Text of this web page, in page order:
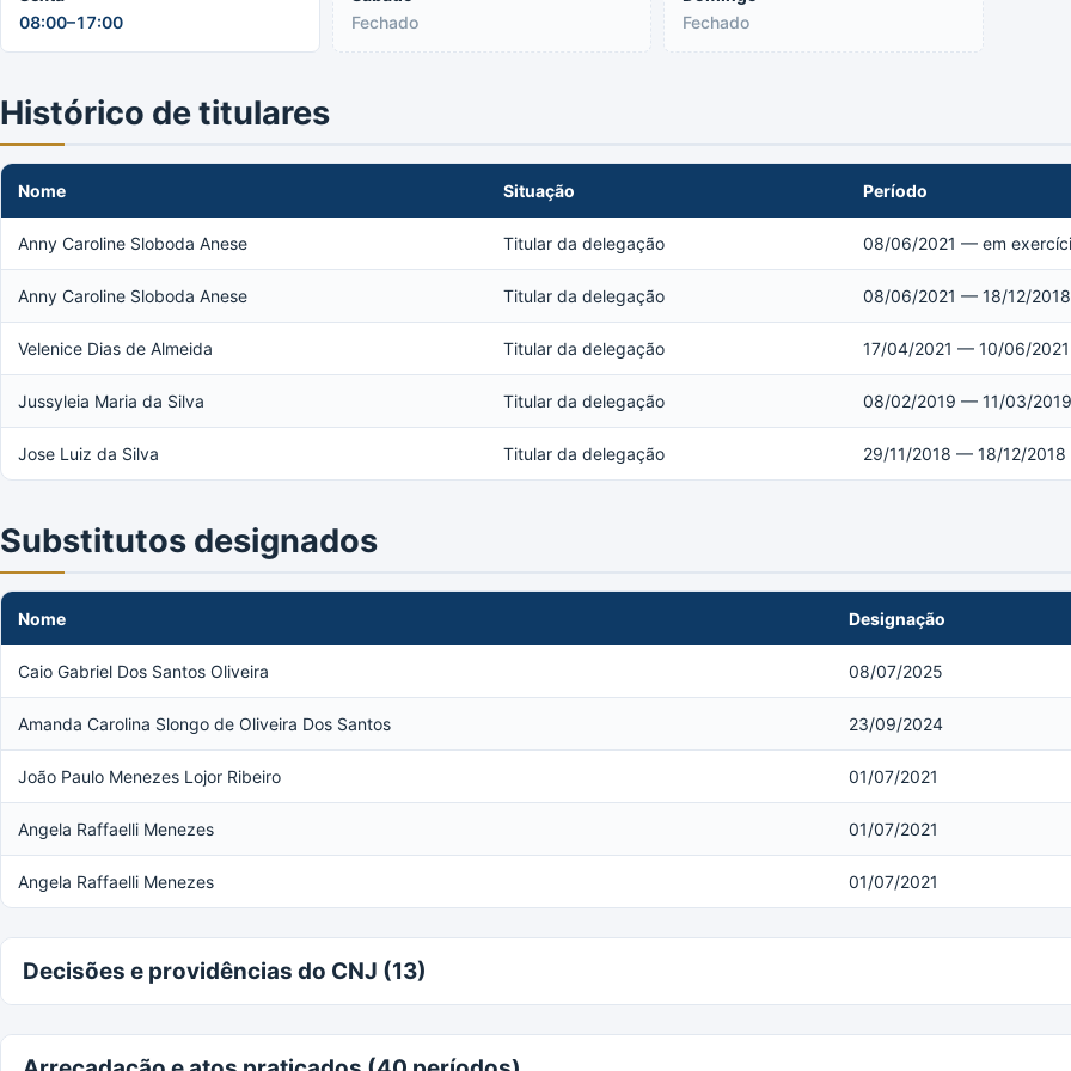
08:00–17:00
Fechado
Fechado
Histórico de titulares
Nome Situação Período
Anny Caroline Sloboda Anese Titular da delegação 08/06/2021 — em
Anny Caroline Sloboda Anese Titular da delegação 08/06/2021 — 18/12/2018
Velenice Dias de Almeida Titular da delegação 17/04/2021 — 10/06/2021
Jussyleia Maria da Silva Titular da delegação 08/02/2019 — 11/03/2019
Jose Luiz da Silva Titular da delegação 29/11/2018 — 18/12/2018
Substitutos designados
Nome Designação
Caio Gabriel Dos Santos Oliveira 08/07/2025
Amanda Carolina Slongo de Oliveira Dos Santos 23/09/2024
João Paulo Menezes Lojor Ribeiro 01/07/2021
Angela Raffaelli Menezes 01/07/2021
Angela Raffaelli Menezes 01/07/2021
Decisões e providências do CNJ (13)